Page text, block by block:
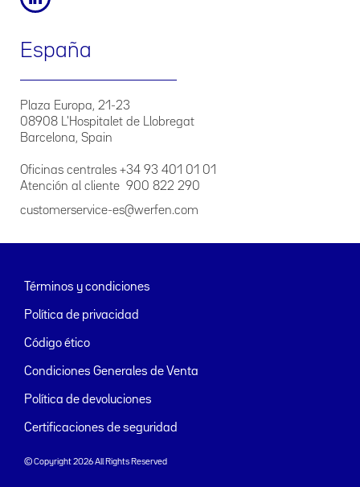
España
Plaza Europa, 21-23
08908 L'Hospitalet de Llobregat
Barcelona, Spain
Oficinas centrales +34 93 401 01 01
Atención al cliente 900 822 290
customerservice-es@werfen.com
Términos y condiciones
Política de privacidad
Código ético
Condiciones Generales de Venta
Política de devoluciones
Certificaciones de seguridad
© Copyright 2026 All Rights Reserved